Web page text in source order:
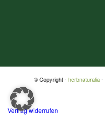
© Copyright - herbnaturalia-
Vertrag widerrufen